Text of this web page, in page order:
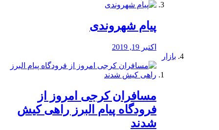
پیام شهروندی
اکتبر 19, 2019
بازار
مسافران کرجی امروز از
فرودگاه پیام البرز راهی کیش
شدند